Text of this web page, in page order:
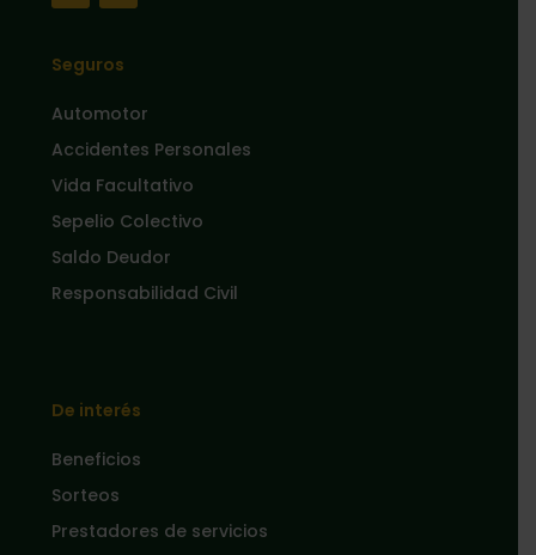
Seguros
Automotor
Accidentes Personales
Vida Facultativo
Sepelio Colectivo
Saldo Deudor
Responsabilidad Civil
De interés
Beneficios
Sorteos
Prestadores de servicios